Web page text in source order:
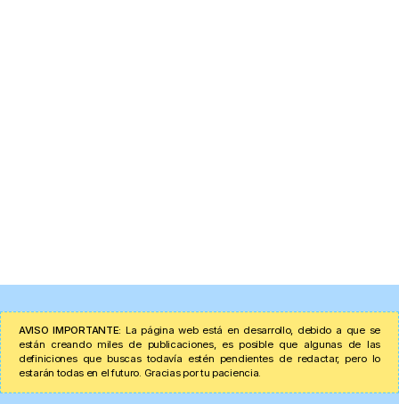
AVISO IMPORTANTE: La página web está en desarrollo, debido a que se
están creando miles de publicaciones, es posible que algunas de las
definiciones que buscas todavía estén pendientes de redactar, pero lo
estarán todas en el futuro. Gracias por tu paciencia.